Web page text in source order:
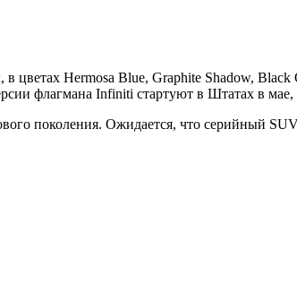
цветах Hermosa Blue, Graphite Shadow,
флагмана Infiniti стартуют в Штатах в мае,
поколения. Ожидается, что серийный